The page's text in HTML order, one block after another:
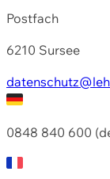
Postfach
6210 Sursee
0848 840 600